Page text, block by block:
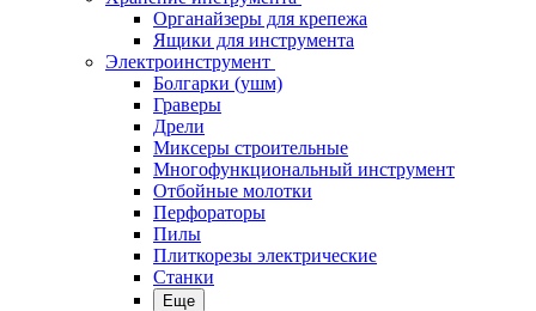
Органайзеры для крепежа
Ящики для инструмента
Электроинструмент
Болгарки (ушм)
Граверы
Дрели
Миксеры строительные
Многофункциональный инструмент
Отбойные молотки
Перфораторы
Пилы
Плиткорезы электрические
Станки
Еще